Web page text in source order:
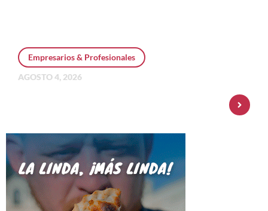
Empresarios & Profesionales
AGOSTO 4, 2026